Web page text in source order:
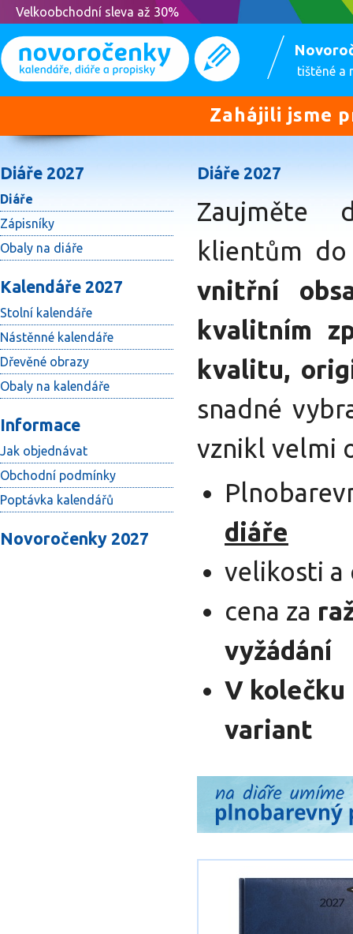
Velkoobchodní sleva až 30%
tištěné a
Zahájili jsme
Diáře 2027
Diáře
Zápisníky
Obaly na diáře
Kalendáře 2027
Stolní kalendáře
Nástěnné kalendáře
Dřevěné obrazy
Obaly na kalendáře
Informace
Jak objednávat
Obchodní podmínky
Poptávka kalendářů
Novoročenky 2027
Diáře 2027
Zaujměte
klientům
vnitřní
kvalitním
kvalitu,
snadné
vznikl velmi
diáře
velikosti a
cena za
vyžádání
V kolečku
variant